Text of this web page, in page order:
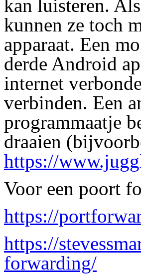
kan luisteren.
kunnen ze toch
apparaat. Een
derde Android
internet
verbinden. Een
programmaatje
draaien
https://
Voor een poort
https://
https://
forwarding/